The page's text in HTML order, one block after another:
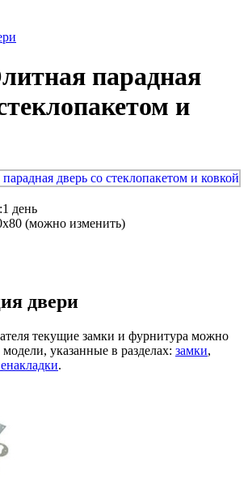
парадная
и
1 день
(можно изменить)
двери
текущие замки и фурнитура можно
указанные в разделах: замки,
.